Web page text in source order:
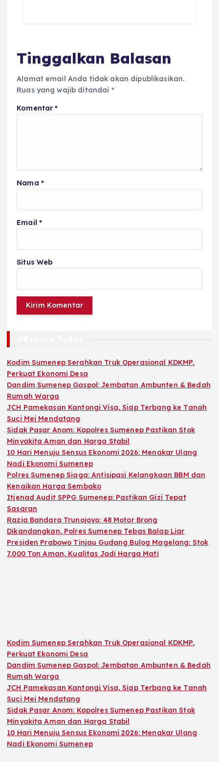
Tinggalkan Balasan
Alamat email Anda tidak akan dipublikasikan.
Ruas yang wajib ditandai *
Komentar*
Nama *
Email *
Situs Web
Kodim Sumenep Serahkan Truk Operasional KDKMP,
Perkuat Ekonomi Desa
Dandim Sumenep Gaspol: Jembatan Ambunten & Bedah
Rumah Warga
JCH Pamekasan Kantongi Visa, Siap Terbang ke Tanah
Suci Mei Mendatang
Sidak Pasar Anom: Kapolres Sumenep Pastikan Stok
Minyakita Aman dan Harga Stabil
10 Hari Menuju Sensus Ekonomi 2026: Menakar Ulang
Nadi Ekonomi Sumenep
Polres Sumenep Siaga: Antisipasi Kelangkaan BBM dan
Kenaikan Harga Sembako
Itjenad Audit SPPG Sumenep: Pastikan Gizi Tepat
Sasaran
Razia Bandara Trunojoyo: 48 Motor Brong
Dikandangkan, Polres Sumenep Tebas Balap Liar
Presiden Prabowo Tinjau Gudang Bulog Magelang: Stok
7.000 Ton Aman, Kualitas Jadi Harga Mati
Kodim Sumenep Serahkan Truk Operasional KDKMP,
Perkuat Ekonomi Desa
Dandim Sumenep Gaspol: Jembatan Ambunten & Bedah
Rumah Warga
JCH Pamekasan Kantongi Visa, Siap Terbang ke Tanah
Suci Mei Mendatang
Sidak Pasar Anom: Kapolres Sumenep Pastikan Stok
Minyakita Aman dan Harga Stabil
10 Hari Menuju Sensus Ekonomi 2026: Menakar Ulang
Nadi Ekonomi Sumenep